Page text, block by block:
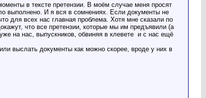
в тексте претензии. В моём случае меня просят
выполнено. И я вся в сомнениях. Если документы не
для всех нас главная проблема. Хотя мне сказали по
что все претензии, которые мы им предъявили (а
на нас, выпускников, обвиняя в клевете и с нас ещё
выслать документы как можно скорее, вроде у них в